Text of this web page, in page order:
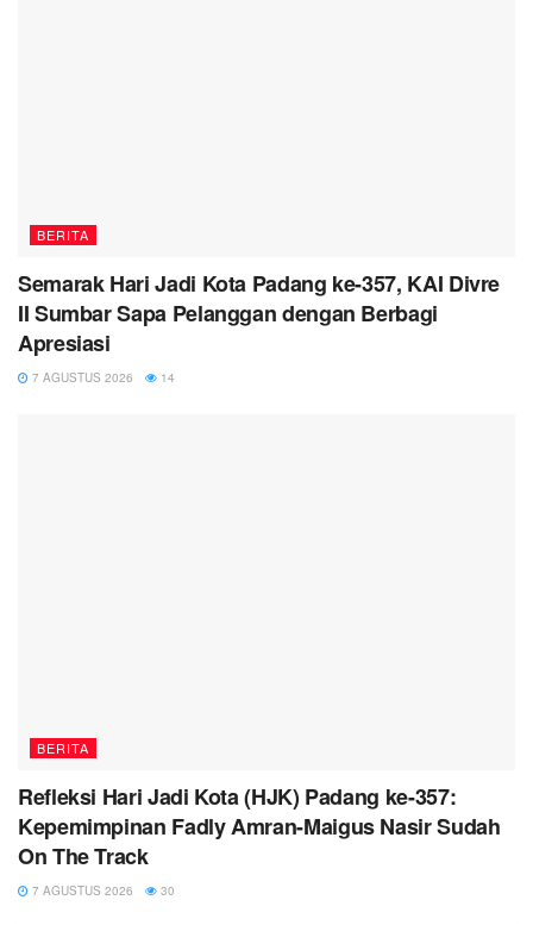
BERITA
Semarak Hari Jadi Kota Padang ke-357, KAI Divre
II Sumbar Sapa Pelanggan dengan Berbagi
Apresiasi
7 AGUSTUS 2026 14
BERITA
Refleksi Hari Jadi Kota (HJK) Padang ke-357:
Kepemimpinan Fadly Amran-Maigus Nasir Sudah
On The Track
7 AGUSTUS 2026 30